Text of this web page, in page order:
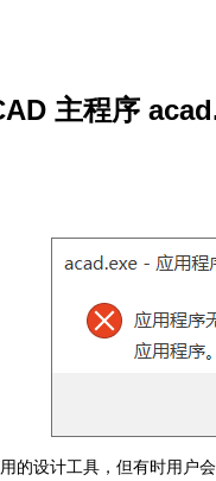
主程序
的设计工具，但有时用